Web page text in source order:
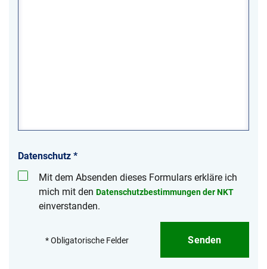
Datenschutz *
Mit dem Absenden dieses Formulars erkläre ich
mich mit den Datenschutzbestimmungen der NKT
einverstanden.
* Obligatorische Felder Senden